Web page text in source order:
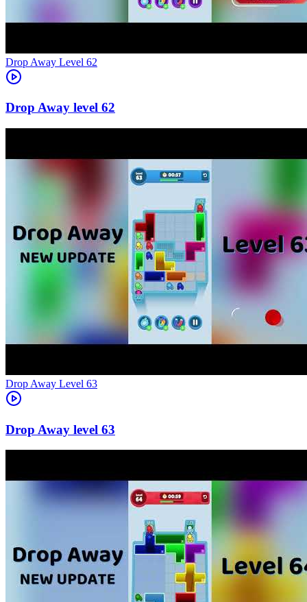
Level 62
62
Level 63
63